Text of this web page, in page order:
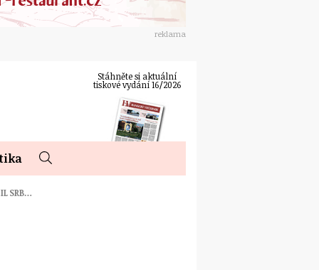
reklama
Stáhněte si aktuální
tiskové vydání 16/2026
SRB…